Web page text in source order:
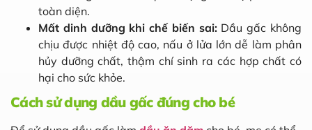
toàn diện.
Mất dinh dưỡng khi chế biến sai:Dầu gấc không
chịu được nhiệt độ cao, nấu ở lửa lớn dễ làm phân
hủy dưỡng chất, thậm chí sinh ra các hợp chất có
hại cho sức khỏe.
Cách sử dụng dầu gấc đúng cho bé